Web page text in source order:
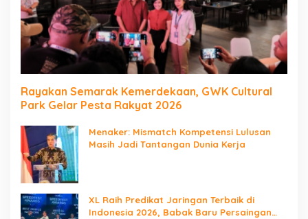
Rayakan Semarak Kemerdekaan, GWK Cultural
Park Gelar Pesta Rakyat 2026
Menaker: Mismatch Kompetensi Lulusan
Masih Jadi Tantangan Dunia Kerja
XL Raih Predikat Jaringan Terbaik di
Indonesia 2026, Babak Baru Persaingan